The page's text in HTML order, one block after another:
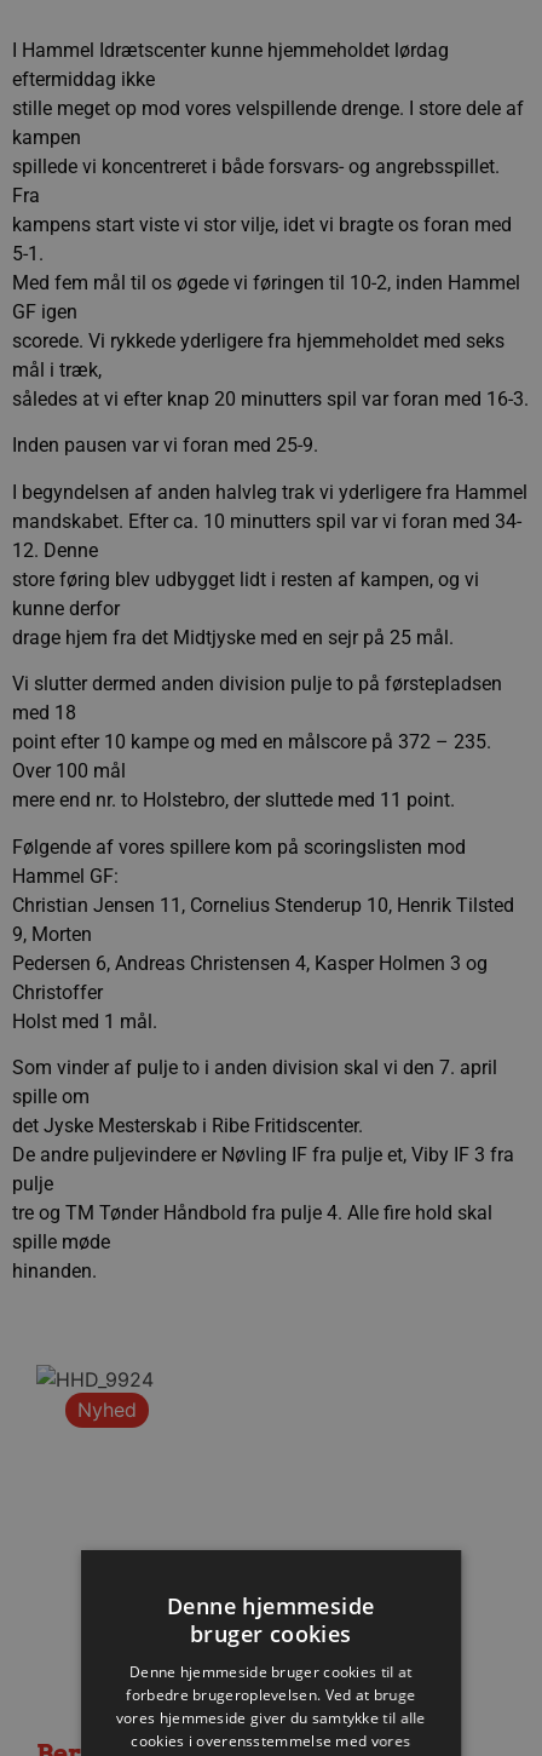
I Hammel Idrætscenter kunne hjemmeholdet lørdag
eftermiddag ikke
stille meget op mod vores velspillende drenge. I store dele af
kampen
spillede vi koncentreret i både forsvars- og angrebsspillet.
Fra
kampens start viste vi stor vilje, idet vi bragte os foran med
5-1.
Med fem mål til os øgede vi føringen til 10-2, inden Hammel
GF igen
scorede. Vi rykkede yderligere fra hjemmeholdet med seks
mål i træk,
således at vi efter knap 20 minutters spil var foran med 16-3.
Inden pausen var vi foran med 25-9.
I begyndelsen af anden halvleg trak vi yderligere fra Hammel
mandskabet. Efter ca. 10 minutters spil var vi foran med 34-
12. Denne
store føring blev udbygget lidt i resten af kampen, og vi
kunne derfor
drage hjem fra det Midtjyske med en sejr på 25 mål.
Vi slutter dermed anden division pulje to på førstepladsen
med 18
point efter 10 kampe og med en målscore på 372 – 235.
Over 100 mål
mere end nr. to Holstebro, der sluttede med 11 point.
Følgende af vores spillere kom på scoringslisten mod
Hammel GF:
Christian Jensen 11, Cornelius Stenderup 10, Henrik Tilsted
9, Morten
Pedersen 6, Andreas Christensen 4, Kasper Holmen 3 og
Christoffer
Holst med 1 mål.
Som vinder af pulje to i anden division skal vi den 7. april
spille om
det Jyske Mesterskab i Ribe Fritidscenter.
De andre puljevindere er Nøvling IF fra pulje et, Viby IF 3 fra
pulje
tre og TM Tønder Håndbold fra pulje 4. Alle fire hold skal
spille møde
hinanden.
Nyhed
Denne hjemmeside
bruger cookies
Denne hjemmeside bruger cookies til at
forbedre brugeroplevelsen. Ved at bruge
vores hjemmeside giver du samtykke til alle
cookies i overensstemmelse med vores